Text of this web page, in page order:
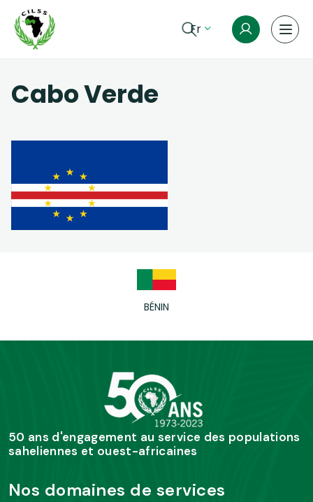
Aller au contenu principal
Fr
Cabo Verde
BÉNIN
50 ans d'engagement au service des populations
saheliennes et ouest-africaines
Nos domaines de services